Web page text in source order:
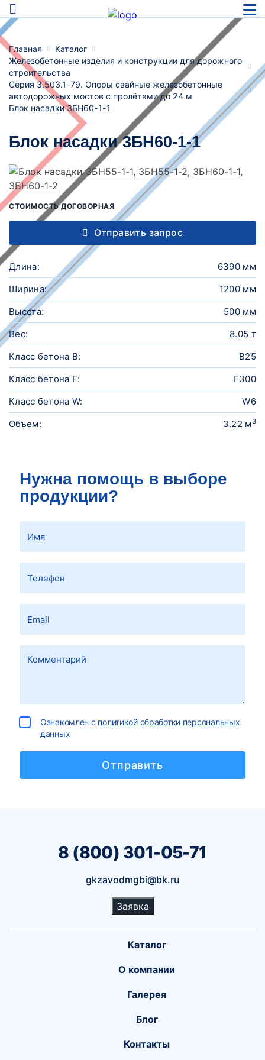
Главная
Каталог
Железобетонные изделия и конструкции для дорожного
строительства
Серия 3.503.1-79. Опоры свайные железобетонные
автодорожных мостов с пролётами до 24 м
Блок насадки 3БН60-1-1
Блок насадки 3БН60-1-1
СТОИМОСТЬ ДОГОВОРНАЯ
Отправить запрос
Длина:
6390 мм
Ширина:
1200 мм
Высота:
500 мм
Вес:
8.05 т
Класс бетона B:
B25
Класс бетона F:
F300
Класс бетона W:
W6
Объем:
3.22 м 3
Нужна помощь в выборе
продукции?
Ознакомлен с политикой обработки персональных
данных
8 (800) 301-05-71
gkzavodmgbi@bk.ru
Заявка
Каталог
О компании
Галерея
Блог
Контакты